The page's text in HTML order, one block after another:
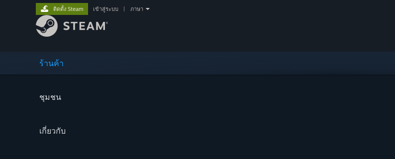
ร้านค้า
ชุมชน
เกี่ยวกับ
ติดตั้ง Steam เข้าสู่ระบบ ภาษา